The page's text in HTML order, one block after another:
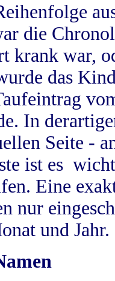
die
krank war,
das
In
Seite -
ist es
Eine
nur
und Jahr.